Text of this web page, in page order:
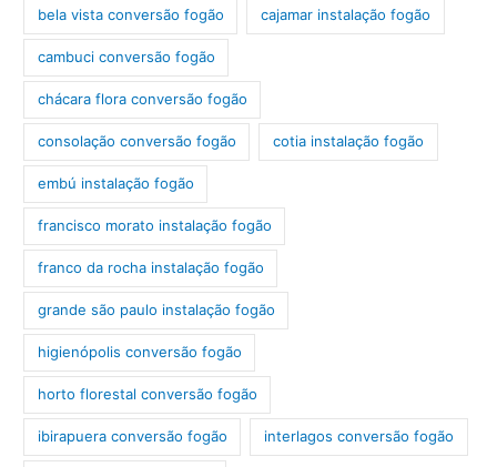
bela vista conversão fogão cajamar instalação fogão
cambuci conversão fogão
chácara flora conversão fogão
consolação conversão fogão cotia instalação fogão
embú instalação fogão
francisco morato instalação fogão
franco da rocha instalação fogão
grande são paulo instalação fogão
higienópolis conversão fogão
horto florestal conversão fogão
ibirapuera conversão fogão interlagos conversão fogão